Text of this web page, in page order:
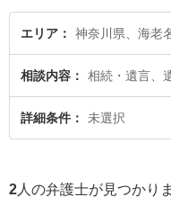
込み検索もでき便利です。特に
フィスの市之瀬 龍和弁護士やし
言執行者の選任のトラブル解決
回相談無料で遺言執行者の選任
約したい』などでお困りの相談
エリア 神奈川県、海老
相談内容 相続・遺言、
詳細条件 未選択
2 人の弁護士が見つかり